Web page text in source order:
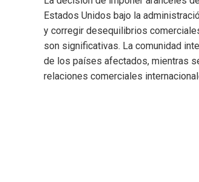
Estados Unidos bajo la
y corregir desequilibrios
son significativas. La comunidad
de los países afectados, mientras
relaciones comerciales